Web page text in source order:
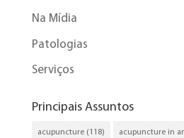
Na Mídia
Patologias
Serviços
Principais Assuntos
acupuncture(118) acupuncture in